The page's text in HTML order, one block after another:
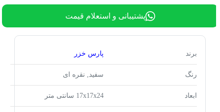
پشتیبانی و استعلام قیمت
برند پارس خزر
رنگ سفید, نقره ای
ابعاد 17x17x24 سانتی متر